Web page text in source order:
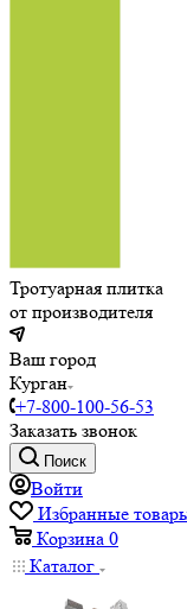
Тротуарная плитка
от производителя
Ваш город
Курган
+7-800-100-56-53
Заказать звонок
Поиск
Войти
Избранные
Корзина 0
Каталог